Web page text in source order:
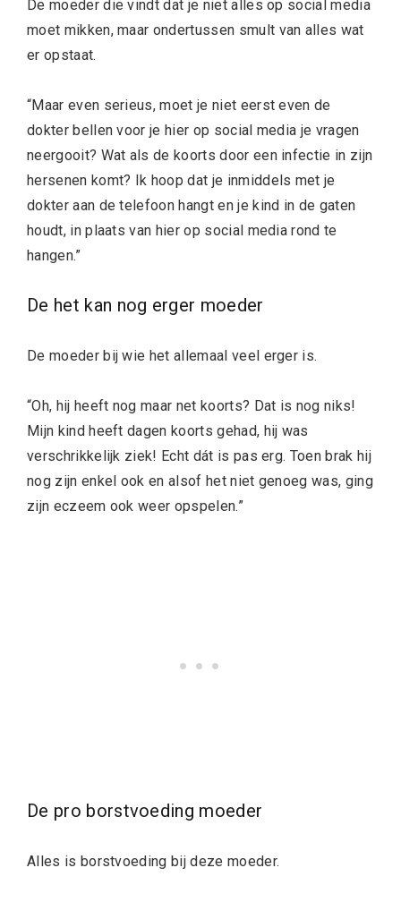
De moeder die vindt dat je niet alles op social media
moet mikken, maar ondertussen smult van alles wat
er opstaat.
“Maar even serieus, moet je niet eerst even de
dokter bellen voor je hier op social media je vragen
neergooit? Wat als de koorts door een infectie in zijn
hersenen komt? Ik hoop dat je inmiddels met je
dokter aan de telefoon hangt en je kind in de gaten
houdt, in plaats van hier op social media rond te
hangen.”
De het kan nog erger moeder
De moeder bij wie het allemaal veel erger is.
“Oh, hij heeft nog maar net koorts? Dat is nog niks!
Mijn kind heeft dagen koorts gehad, hij was
verschrikkelijk ziek! Echt dát is pas erg. Toen brak hij
nog zijn enkel ook en alsof het niet genoeg was, ging
zijn eczeem ook weer opspelen.”
De pro borstvoeding moeder
Alles is borstvoeding bij deze moeder.